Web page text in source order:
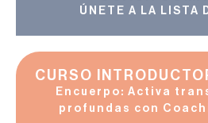
ÚNETE A LA LISTA
CURSO
Encuerpo: Activa
profundas con